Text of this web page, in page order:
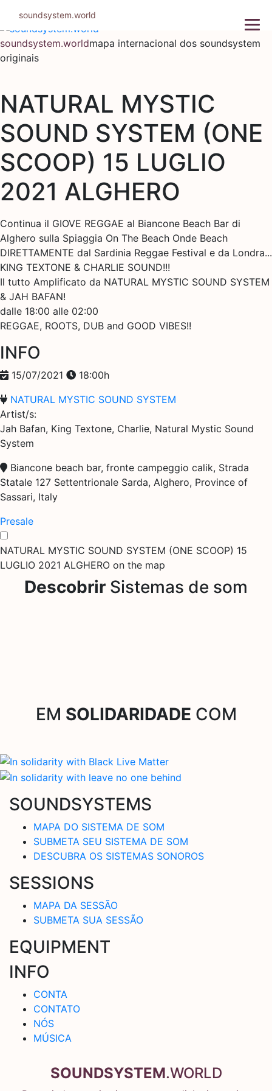
para
conteúdo
soundsystem.worldmapa internacional dos soundsystem
originais
NATURAL MYSTIC
SOUND SYSTEM (ONE
SCOOP) 15 LUGLIO
2021 ALGHERO
Continua il GIOVE REGGAE al Biancone Beach Bar di
Alghero sulla Spiaggia On The Beach Onde Beach
DIRETTAMENTE dal Sardinia Reggae Festival e da Londra...
KING TEXTONE & CHARLIE SOUND!!!
Il tutto Amplificato da NATURAL MYSTIC SOUND SYSTEM
& JAH BAFAN!
dalle 18:00 alle 02:00
REGGAE, ROOTS, DUB and GOOD VIBES!!
INFO
15/07/2021
18:00h
NATURAL MYSTIC SOUND SYSTEM
Artist/s:
Jah Bafan, King Textone, Charlie, Natural Mystic Sound
System
Biancone beach bar, fronte campeggio calik, Strada
Statale 127 Settentrionale Sarda, Alghero, Province of
Sassari, Italy
Presale
NATURAL MYSTIC SOUND SYSTEM (ONE SCOOP) 15
LUGLIO 2021 ALGHERO on the map
Descobrir Sistemas de som
EM SOLIDARIDADE COM
SOUNDSYSTEMS
MAPA DO SISTEMA DE SOM
SUBMETA SEU SISTEMA DE SOM
DESCUBRA OS SISTEMAS SONOROS
SESSIONS
MAPA DA SESSÃO
SUBMETA SUA SESSÃO
EQUIPMENT
INFO
CONTA
CONTATO
NÓS
MÚSICA
SOUNDSYSTEM.WORLD
soundsystem.world